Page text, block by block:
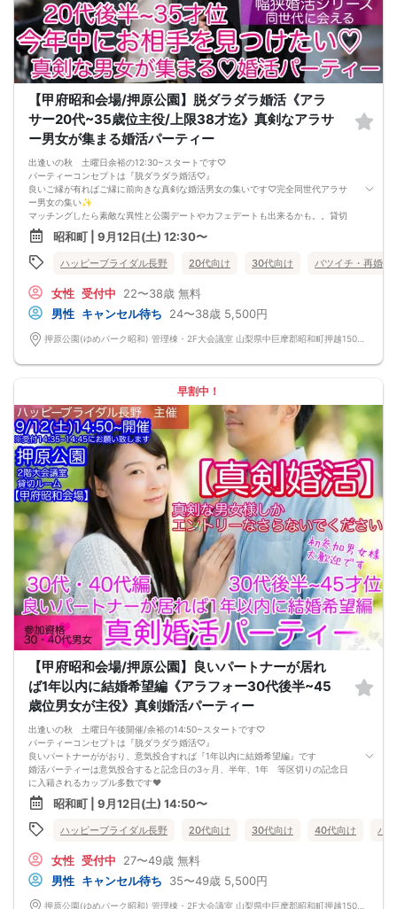
了厳守)
※男女比率±2名以内調整・異常な男女比率は御座いません
@中止判断タイミング→前日20:00で「最少催行人数」に満たしていない場合
【キャンセル規約】
注意事項→オミカレシステム上、よくある「誤って予約した」「予約後すぐにキ
ャンセルした」の理由でもキャンセル料対象だとキャンセル料が発生します。お
間違いがないか日程を今一度ご確認のうえエントリーして下さい
★男性キャンセル規約★
予約後のキャンセルは予約した時点より下記のキャンセル料が発生します
予約時~2日前迄は一律キャンセル料2000円
イベント前日3000円・イベント当日5000円
予約後のキャンセルはイベント開催日の3日前迄はキャンセル料無料【例:日曜の
パーティ予約→木曜PM23:59迄は無料】
※女性初参加者様へ→初参加(当社参加履歴無し)よりキャンセルの場合は無料キャ
ンセル期間でもキャンセル料1500円
イベント2日前・前日2000円・イベント当日3000円
【甲府昭和会場/押原公園】脱ダラダラ婚活《アラ
サー20代~35歳位主役/上限38才迄》真剣なアラサ
ー男女が集まる婚活パーティー
出逢いの秋 土曜日余裕の12:30~スタートです♡
パーティーコンセプトは『脱ダラダラ婚活♡』
良いご縁が有ればご縁に前向きな真剣な婚活男女の集いです♡完全同世代アラサ
ー男女の集い✨
マッチングしたら素敵な異性と公園デートやカフェデートも出来るかも。。貸切
大会場で素敵なご縁を見つけてください♪
1人参加率97% 服装自由♪ 連絡先カードでお渡し自由(枚数制限無し)
お気軽婚活パーティー 気楽な気持ちでご参加ください！
年齢層は20代〜35歳くらいアラサー男女が主役です❤️
@男性24~35歳位/女性22~35歳位 が主役♡ ※上限38歳迄
※婚歴は問いません(初婚・再婚希望共に参加OK)
【女性に安心ルール】
★マッチングした方同士だけ直接連絡先交換OK/連絡先交換カードにて連絡先の
お渡しは自由♪
女性応援キャンペーン→早割①にて0円ご招待の特別参加費♪(早割②500円・当
【甲府昭和会場】
甲府昭和中心部 100台以上駐車可/大型無料駐車場完備の『押原公園』貸切イベ
ントルーム開催
「サッカー協会」と書いてある、公園敷地内の管理棟・会館2階の大会議にて開催
毎回マッチング多数出てます♡幸せ会場 押原公園✨
【注意事項】
@飲食→無し/ミネラルウォーターorお茶のみ1本サービスご提供♪
参加賞にて全員にスイーツ1品おやつプレゼント♪
@現在の人数のお問い合わせは、ルールにて回答出来ないのでご遠慮下さい
@MAX12対12締切/最少催行人数2対2以上(疲れない90分目安開催/最大2H以内終
※男女比率±2名以内調整・異常な男女比率は御座いません
@中止判断タイミング→当日AM9:00で「最少催行人数」に満たしていない場合
【キャンセル規約】
注意事項→オミカレシステム上、よくある「誤って予約した」「予約後すぐにキ
ャンセルした」の理由でもキャンセル料対象だとキャンセル料が発生します。お
間違いがないか日程を今一度ご確認のうえエントリーして下さい
★男性キャンセル規約★
予約時~2日前迄は一律キャンセル料2000円
イベント前日3000円・イベント当日5000円
★女性キャンセル規約★
予約後のキャンセルはイベント開催日の3日前迄はキャンセル料無料【例:日曜の
※女性初参加者様へ→初参加(当社参加履歴無し)よりキャンセルの場合は無料キャ
ンセル期間でもキャンセル料1500円
イベント2日前・前日2000円・イベント当日3000円
昭和町 | 9月12日(土) 12:30〜
ハッピーブライダル長野 20代向け 30代向け バツイチ・再婚
女性 受付中 22〜38歳 無料
男性 キャンセル待ち 24〜38歳 5,500円
早割中！
【甲府昭和会場/押原公園】良いパートナーが居れ
ば1年以内に結婚希望編《アラフォー30代後半~45
歳位男女が主役》真剣婚活パーティー
出逢いの秋 土曜日午後開催/余裕の14:50~スタートです♡
パーティーコンセプトは『脱ダラダラ婚活♡』
良いパートナーががおり、意気投合すれば『1年以内に結婚希望編』です
婚活パーティーは意気投合すると記念日の3ヶ月、半年、1年 等区切りの記念日
に入籍されるカップル多数です❤️
良いご縁が有ればご縁に前向きな真剣な婚活男女の集いです♡このパーティーで
運命のご縁掴んでください✨
1人参加率97% 服装自由♪ 連絡先カードでお渡し自由(枚数制限無し)
お気軽婚活パーティー 気楽な気持ちでご参加ください！
……アラフォー男女35~45才位男女が主役です……
@男性36~45歳位/女性34~45歳位 が主役♡
※婚歴は問いません(初婚・再婚希望共に参加OK)
※年上男性がタイプの女性は27才~参加OK
昭和町 | 9月12日(土) 14:50〜
ハッピーブライダル長野 20代向け 30代向け 40代向け バ
女性 受付中 27〜49歳 無料
男性 キャンセル待ち 35〜49歳 5,500円